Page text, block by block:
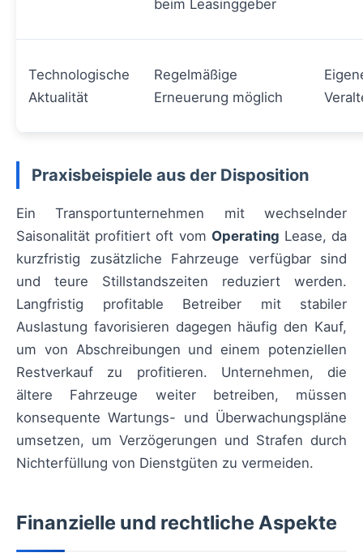
beim Leasinggeber
Technologische
Aktualität
Regelmäßige
Erneuerung möglich
Praxisbeispiele aus der Disposition
Ein Transportunternehmen mit wechselnder
Saisonalität profitiert oft vom Operating Lease, da
kurzfristig zusätzliche Fahrzeuge verfügbar sind
und teure Stillstandszeiten reduziert werden.
Langfristig profitable Betreiber mit stabiler
Auslastung favorisieren dagegen häufig den Kauf,
um von Abschreibungen und einem potenziellen
Restverkauf zu profitieren. Unternehmen, die
ältere Fahrzeuge weiter betreiben, müssen
konsequente Wartungs- und Überwachungspläne
umsetzen, um Verzögerungen und Strafen durch
Nichterfüllung von Dienstgüten zu vermeiden.
Finanzielle und rechtliche Aspekte